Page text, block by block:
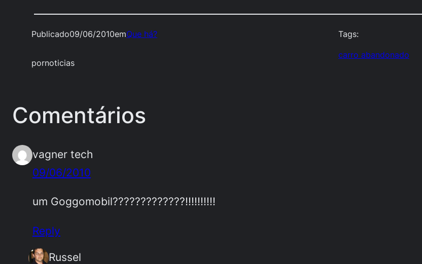
Publicado09/06/2010emQue há?
pornoticias
Tags:
carro abandonado
Comentários
vagner tech
09/06/2010
um Goggomobil?????????????!!!!!!!!!!
Reply
Russel